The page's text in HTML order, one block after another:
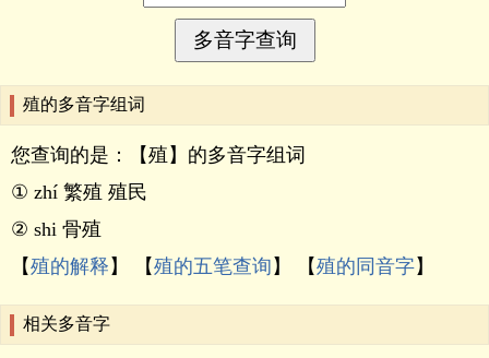
殖的多音字组词
您查询的是：【殖】的多音字组词
① zhí 繁殖 殖民
② shi 骨殖
【殖的解释 】 【殖的五笔查询 】 【殖的同音字】
相关多音字